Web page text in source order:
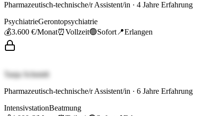
Pharmazeutisch-technische/r Assistent/in · 4 Jahre Erfahrung
PsychiatrieGerontopsychiatrie
💰3.600 €/Monat⏰Vollzeit🟢Sofort 📍Erlangen
Tanja Schmidt
Pharmazeutisch-technische/r Assistent/in · 6 Jahre Erfahrung
IntensivstationBeatmung